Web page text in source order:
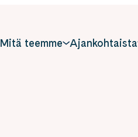
Mitä teemme Ajankohtaista